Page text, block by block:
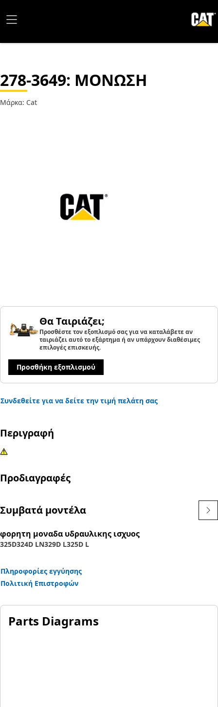
278-3649: ΜΟΝΩΣΗ
Μάρκα: Cat
Θα Ταιριάζει;
Προσθέστε τον εξοπλισμό σας για να καταλάβετε αν
ταιριάζει αυτό το εξάρτημα ή αν υπάρχουν διαθέσιμες
επιλογές επισκευής.
Προσθήκη εξοπλισμού
Συνδεθείτε για να δείτε την τιμή πελάτη σας
Περιγραφή
Προδιαγραφές
Συμβατά μοντέλα
φορητη μοναδα υδραυλικης ισχυος
325D324D LN329D L325D L
Πληροφορίες εγγύησης
Πολιτική Επιστροφών
Parts Diagrams